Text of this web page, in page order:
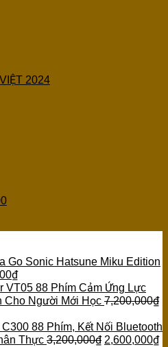
2024
Go Sonic Hatsune Miku Edition
₫
VT05 88 Phím Cảm Ứng Lực
Cho Người Mới Học 7,200,000₫
88 Phím, Kết Nối Bluetooth
Thực 3,200,000₫ 2,600,000₫